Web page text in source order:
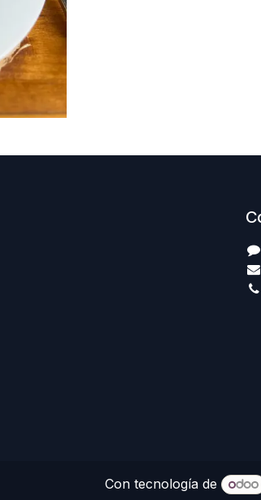
Con tecnología de